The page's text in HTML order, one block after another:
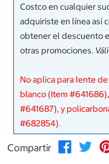
Costco en cualquier
adquiriste en línea así
obtener el descuento
otras promociones.
No aplica para lente
blanco (Item
#641687), y
#682854).
Compartir